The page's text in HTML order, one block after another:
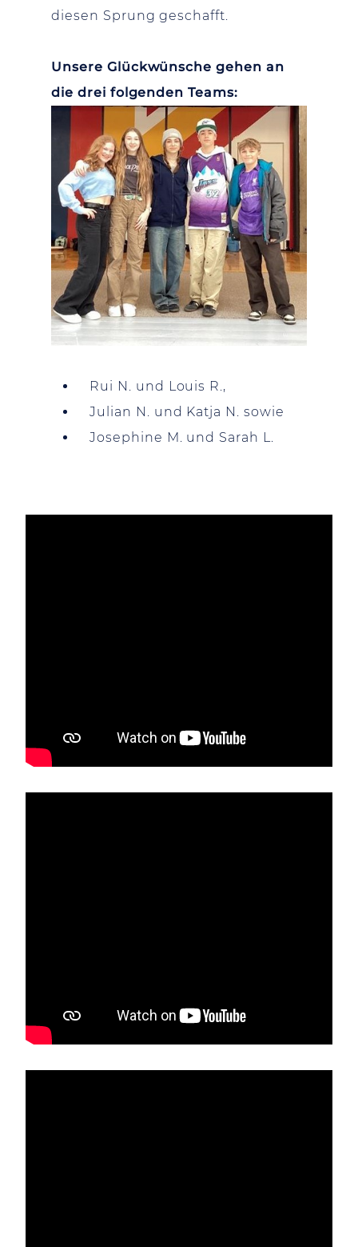
diesen Sprung geschafft.
Unsere Glückwünsche gehen an
die drei folgenden Teams:
Rui N. und Louis R.,
Julian N. und Katja N. sowie
Josephine M. und Sarah L.